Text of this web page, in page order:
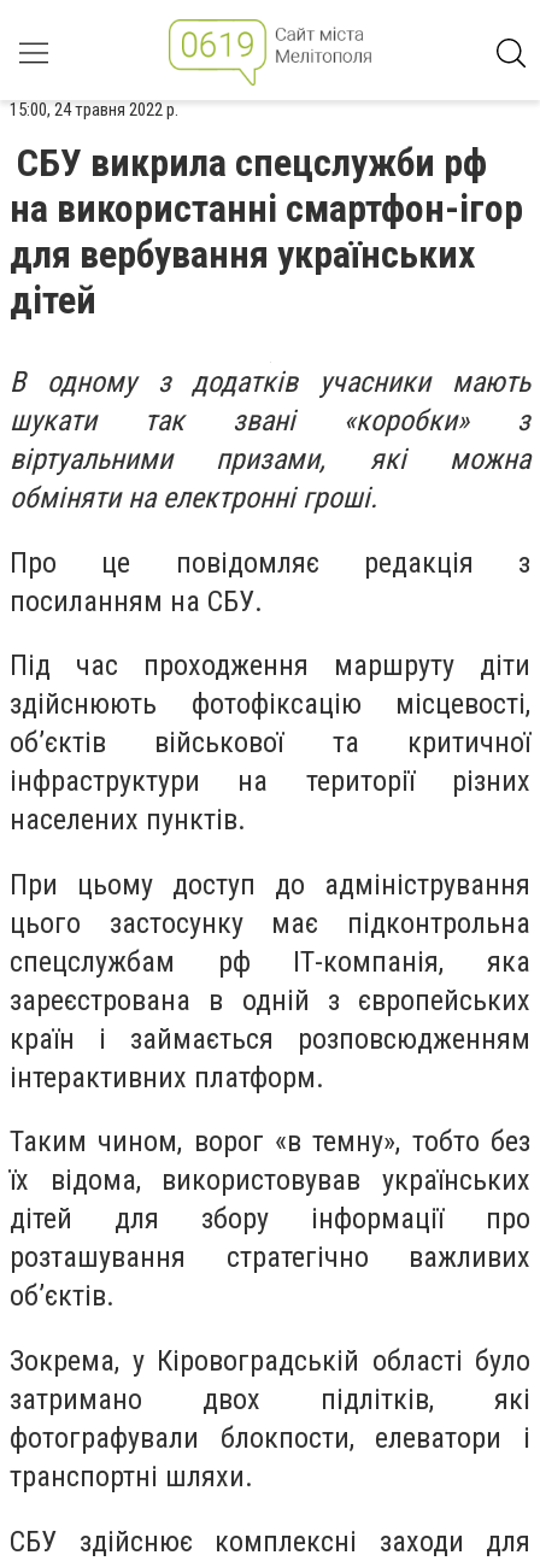
15:00, 24 травня 2022 р.
СБУ викрила спецслужби рф
на використанні смартфон-ігор
для вербування українських
дітей
В одному з додатків учасники мають
шукати так звані «коробки» з
віртуальними призами, які можна
обміняти на електронні гроші.
Про це повідомляє редакція з
посиланням на СБУ.
Під час проходження маршруту діти
здійснюють фотофіксацію місцевості,
об’єктів військової та критичної
інфраструктури на території різних
населених пунктів.
При цьому доступ до адміністрування
цього застосунку має підконтрольна
спецслужбам рф ІТ-компанія, яка
зареєстрована в одній з європейських
країн і займається розповсюдженням
інтерактивних платформ.
Таким чином, ворог «в темну», тобто без
їх відома, використовував українських
дітей для збору інформації про
розташування стратегічно важливих
об’єктів.
Зокрема, у Кіровоградській області було
затримано двох підлітків, які
фотографували блокпости, елеватори і
транспортні шляхи.
СБУ здійснює комплексні заходи для